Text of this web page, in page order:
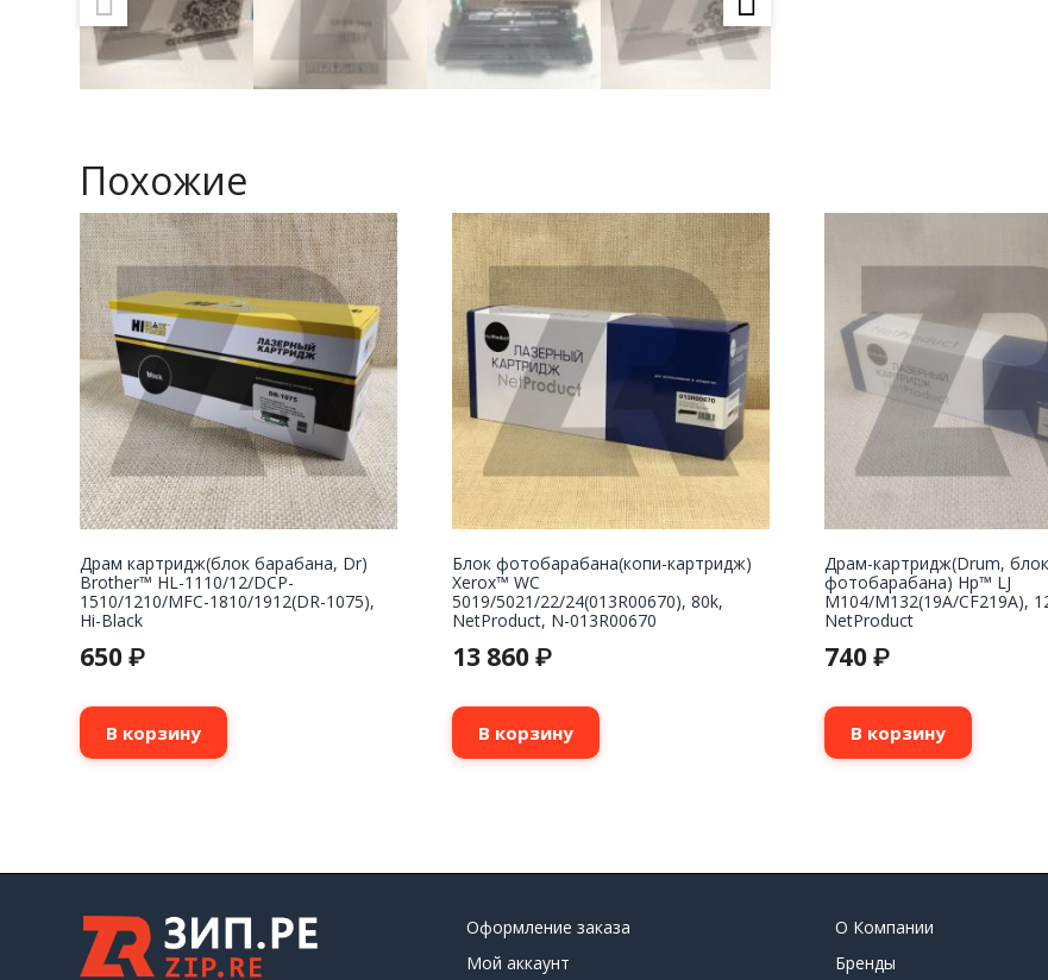
Похожие
Драм картридж(блок барабана, Dr)
Brother™ HL-1110/12/DCP-
1510/1210/MFC-1810/1912(DR-1075),
Hi-Black
650 ₽
В корзину
Блок фотобарабана(копи-картридж)
Xerox™ WC
5019/5021/22/24(013R00670), 80k,
NetProduct, N-013R00670
13 860 ₽
В корзину
Драм-картридж(Drum, блок
фотобарабана) Нp™ LJ
M104/M132(19A/CF219A),
NetProduct
740 ₽
В корзину
Оформление заказа
Мой аккаунт
О Компании
Бренды